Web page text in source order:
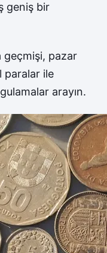
geniş bir
geçmişi, pazar
paralar ile
arayın.